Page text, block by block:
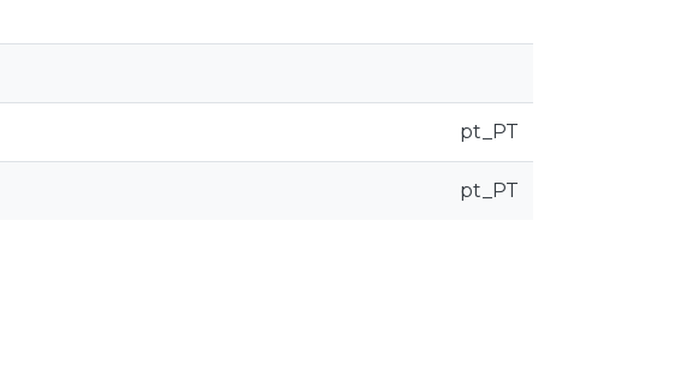
pt_PT
pt_PT